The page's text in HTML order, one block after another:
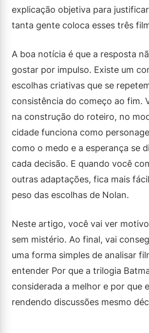
explicação objetiva para
tanta gente coloca esses três
A boa notícia é que a resposta
gostar por impulso. Existe um
escolhas criativas que se
consistência do começo ao fim.
na construção do roteiro, no
cidade funciona como
como o medo e a esperança se
cada decisão. E quando você
outras adaptações, fica mais
peso das escolhas de Nolan.
Neste artigo, você vai ver
sem mistério. Ao final, vai
uma forma simples de analisar
entender Por que a trilogia
considerada a melhor e por que
rendendo discussões mesmo